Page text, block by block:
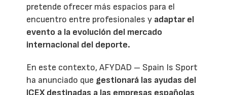
pretende ofrecer más espacios para el
encuentro entre profesionales y adaptar el
evento a la evolución del mercado
internacional del deporte.
En este contexto, AFYDAD – Spain Is Sport
ha anunciado que gestionará las ayudas del
ICEX destinadas a las empresas españolas